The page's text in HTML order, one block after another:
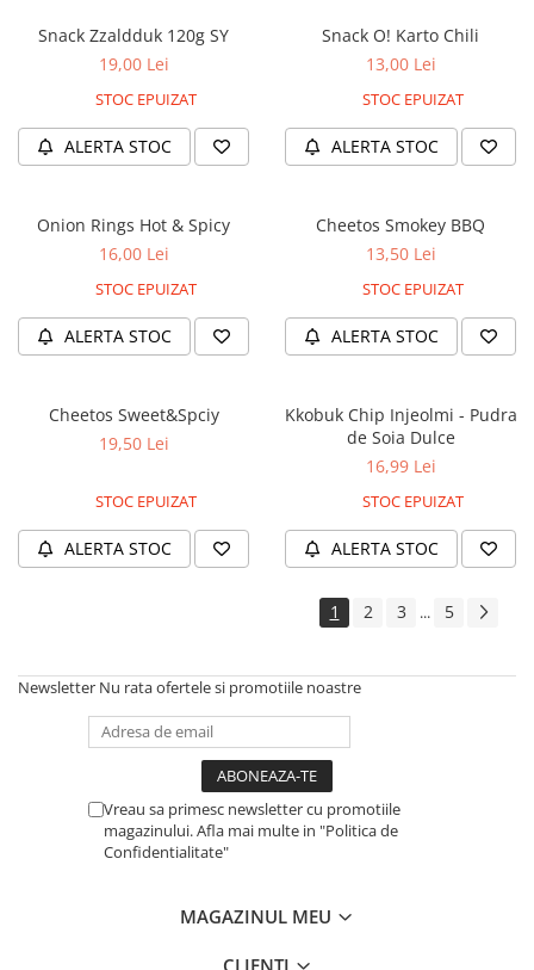
Snack Zzaldduk 120g SY
19,00 Lei
STOC EPUIZAT
ALERTA STOC
Snack O! Karto Chili
13,00 Lei
STOC EPUIZAT
ALERTA STOC
Onion Rings Hot & Spicy
16,00 Lei
STOC EPUIZAT
ALERTA STOC
Cheetos Smokey BBQ
13,50 Lei
STOC EPUIZAT
ALERTA STOC
Cheetos Sweet&Spciy
19,50 Lei
STOC EPUIZAT
ALERTA STOC
Kkobuk Chip Injeolmi - Pudra
de Soia Dulce
16,99 Lei
STOC EPUIZAT
ALERTA STOC
1 2 3 ... 5
Newsletter Nu rata ofertele si promotiile noastre
Vreau sa primesc newsletter cu promotiile
magazinului. Afla mai multe in "Politica de
Confidentialitate"
MAGAZINUL MEU
CLIENTI